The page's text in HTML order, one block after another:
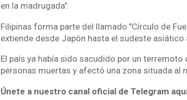
en la madrugada".
Filipinas forma parte del llamado "Círculo de
extiende desde Japón hasta el sudeste asiático
El país ya había sido sacudido por un
personas muertas y afectó una zona situada al
Únete a nuestro canal oficial de Telegram